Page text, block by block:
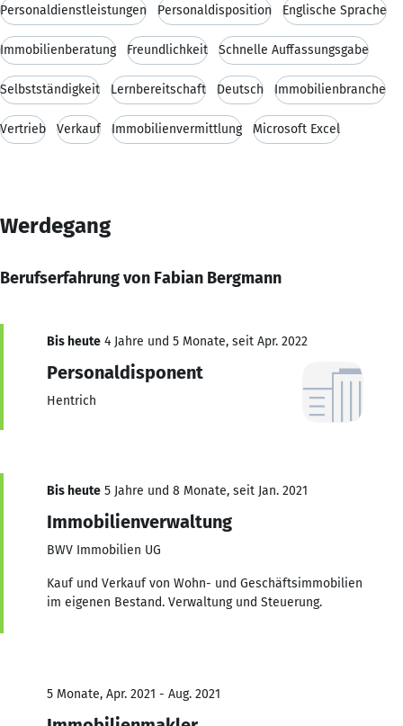
Personaldienstleistungen Personaldisposition Englische Sprache
Immobilienberatung Freundlichkeit Schnelle Auffassungsgabe
Selbstständigkeit Lernbereitschaft Deutsch Immobilienbranche
Vertrieb Verkauf Immobilienvermittlung Microsoft Excel
Werdegang
Berufserfahrung von Fabian Bergmann
Bis heute 4 Jahre und 5 Monate, seit Apr. 2022
Personaldisponent
Hentrich
Bis heute 5 Jahre und 8 Monate, seit Jan. 2021
Immobilienverwaltung
BWV Immobilien UG
Kauf und Verkauf von Wohn- und Geschäftsimmobilien
im eigenen Bestand. Verwaltung und Steuerung.
5 Monate, Apr. 2021 - Aug. 2021